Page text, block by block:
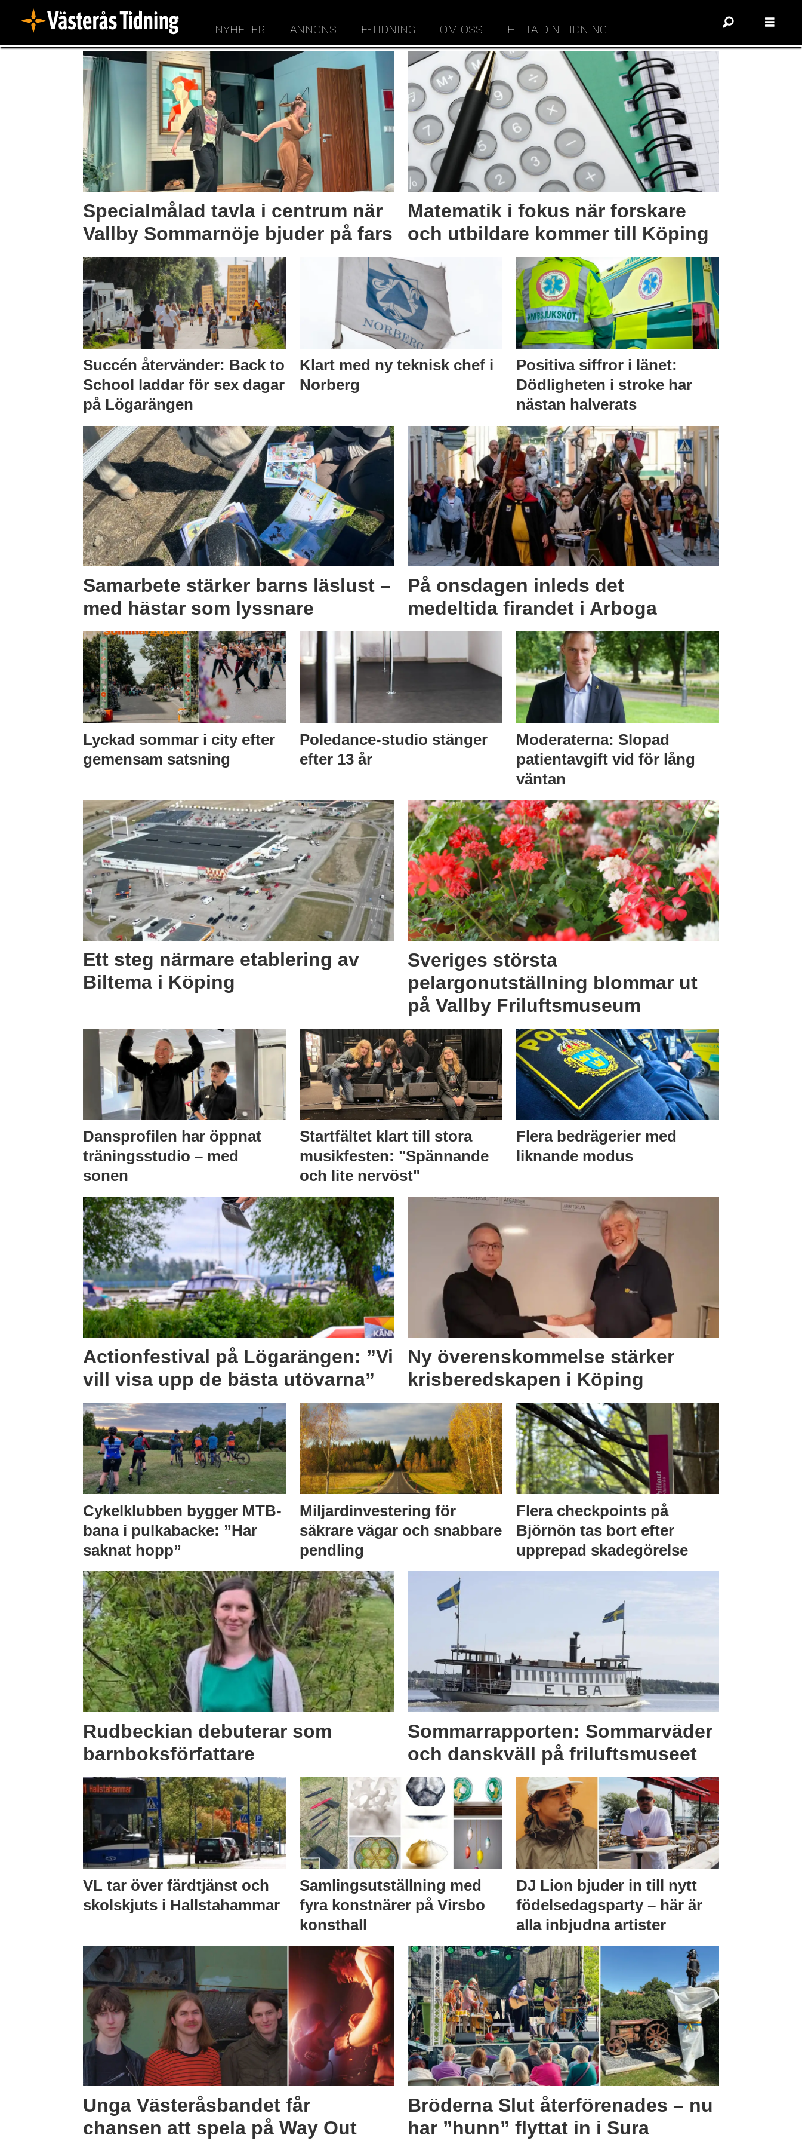
NYHETER ANNONS E-TIDNING OM OSS HITTA DIN TIDNING
Nyheter
vasterås
Specialmålad tavla i centrum när
Vallby Sommarnöje bjuder på fars
Matematik i fokus när forskare
och utbildare kommer till Köping
Succén återvänder: Back to
School laddar för sex dagar
på Lögarängen
Klart med ny teknisk chef i
Norberg
Positiva siffror i länet:
Dödligheten i stroke har
nästan halverats
Samarbete stärker barns läslust –
med hästar som lyssnare
På onsdagen inleds det
medeltida firandet i Arboga
Lyckad sommar i city efter
gemensam satsning
Poledance-studio stänger
efter 13 år
Moderaterna: Slopad
patientavgift vid för lång
väntan
Ett steg närmare etablering av
Biltema i Köping
Sveriges största
pelargonutställning blommar ut
på Vallby Friluftsmuseum
Dansprofilen har öppnat
träningsstudio – med
sonen
Startfältet klart till stora
musikfesten: "Spännande
och lite nervöst"
Flera bedrägerier med
liknande modus
Actionfestival på Lögarängen: ”Vi
vill visa upp de bästa utövarna”
Ny överenskommelse stärker
krisberedskapen i Köping
Cykelklubben bygger MTB-
bana i pulkabacke: ”Har
saknat hopp”
Miljardinvestering för
säkrare vägar och snabbare
pendling
Flera checkpoints på
Björnön tas bort efter
upprepad skadegörelse
Rudbeckian debuterar som
barnboksförfattare
Sommarrapporten: Sommarväder
och danskväll på friluftsmuseet
VL tar över färdtjänst och
skolskjuts i Hallstahammar
Samlingsutställning med
fyra konstnärer på Virsbo
konsthall
DJ Lion bjuder in till nytt
födelsedagsparty – här är
alla inbjudna artister
Unga Västeråsbandet får
chansen att spela på Way Out
Bröderna Slut återförenades – nu
har ”hunn” flyttat in i Sura